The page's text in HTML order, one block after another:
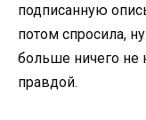
подписанную
потом спросила,
больше ничего не
правдой.